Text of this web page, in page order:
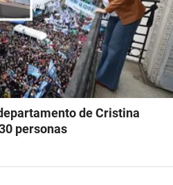
de Cristina
personas